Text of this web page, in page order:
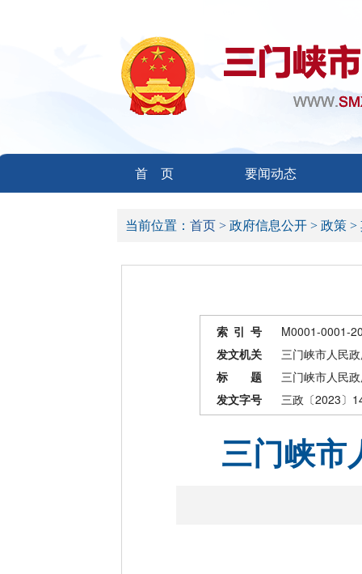
首 页 要闻动态
当前位置： 首页 > 政府信息公开 > 政策 >
索 引 号
M0001-0001-
发文机关
三门峡市人民
标 题
三门峡市人民
发文字号
三政〔2023〕
三门峡市